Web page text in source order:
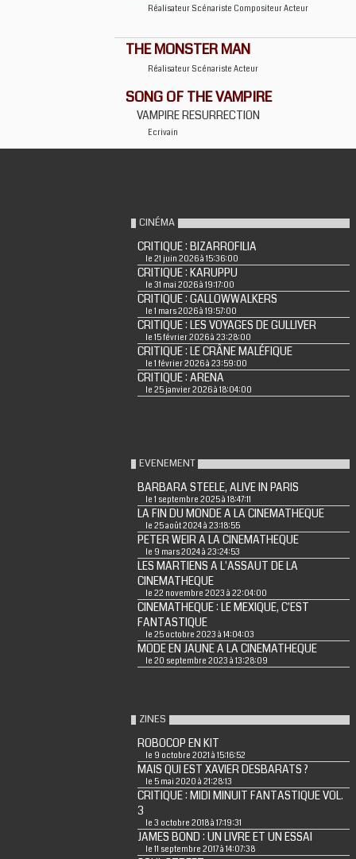
Réalisateur Scénariste CompositeurActeur
THE MONSTER MAN
Réalisateur Scénariste Acteur
SONG OF THE VAMPIRE
VAMPIRE RESURRECTION
Ecrivain
CINÉMA
CRITIQUE : BIZARROFILIA
le 21 juin 2026 à 15:36:00
CRITIQUE : KARUPPU
le 31 mai 2026 à 19:17:00
CRITIQUE : GALLOWWALKERS
le 1 mars 2026 à 19:57:00
CRITIQUE : LES VOYAGES DE GULLIVER
le 15 février 2026 à 23:28:00
CRITIQUE : LE CRÂNE MALÉFIQUE
le 1 février 2026 à 23:59:00
CRITIQUE : ARENA
le 25 janvier 2026 à 18:04:00
EVENEMENT
BARBARA STEELE, ALIVE IN PARIS
le 1 septembre 2025 à 18:47:11
LA FIN DU MONDE A LA CINEMATHEQUE
le 25 août 2024 à 23:18:55
PETER WEIR A LA CINEMATHEQUE
le 9 mars 2024 à 23:24:53
LES MARTIENS A L'ASSAUT DE LA
CINEMATHEQUE
le 22 novembre 2023 à 22:04:00
CINEMATHEQUE : LE MEXIQUE, C'EST
FANTASTIQUE
le 25 octobre 2023 à 14:04:03
MODE EN JAUNE A LA CINEMATHEQUE
le 20 septembre 2023 à 13:28:09
ZINES
ROBOCOP EN KIT
le 9 octobre 2021 à 15:16:52
MAIS QUI EST XAVIER DESBARATS ?
le 5 mai 2020 à 21:28:13
CRITIQUE : MIDI MINUIT FANTASTIQUE VOL.
3
le 3 octobre 2018 à 17:19:31
JAMES BOND : UN LIVRE ET UN ESSAI
le 11 septembre 2017 à 14:07:38